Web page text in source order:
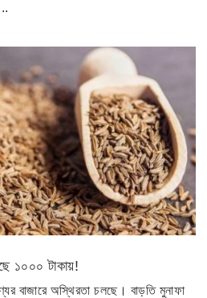
১০০০ টাকায়!
বাজারে অস্থিরতা চলছে। বাড়তি মুনাফা